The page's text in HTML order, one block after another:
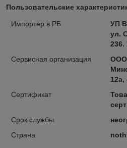
Пользовательские
Импортер в РБ
УП
ул.
236.
Сервисная организация
ООО
Сертификат
Срок службы
Страна